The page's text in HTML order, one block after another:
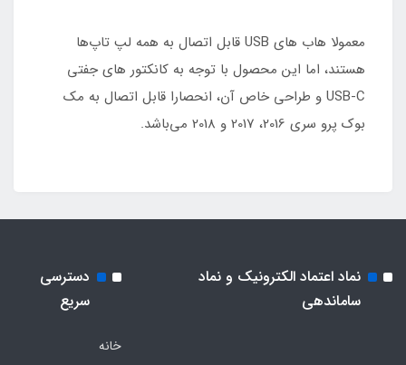
معمولا هاب های USB قابل اتصال به همه لپ تاپ‌ها
هستند، اما این محصول با توجه به کانکتور های جفتی
USB-C و طراحی خاص آن، انحصارا قابل اتصال به مک
بوک پرو سری 2016، 2017 و 2018 می‌باشد.
نماد اعتماد الکترونیک و نماد
ساماندهی
دسترسی
سریع
خانه